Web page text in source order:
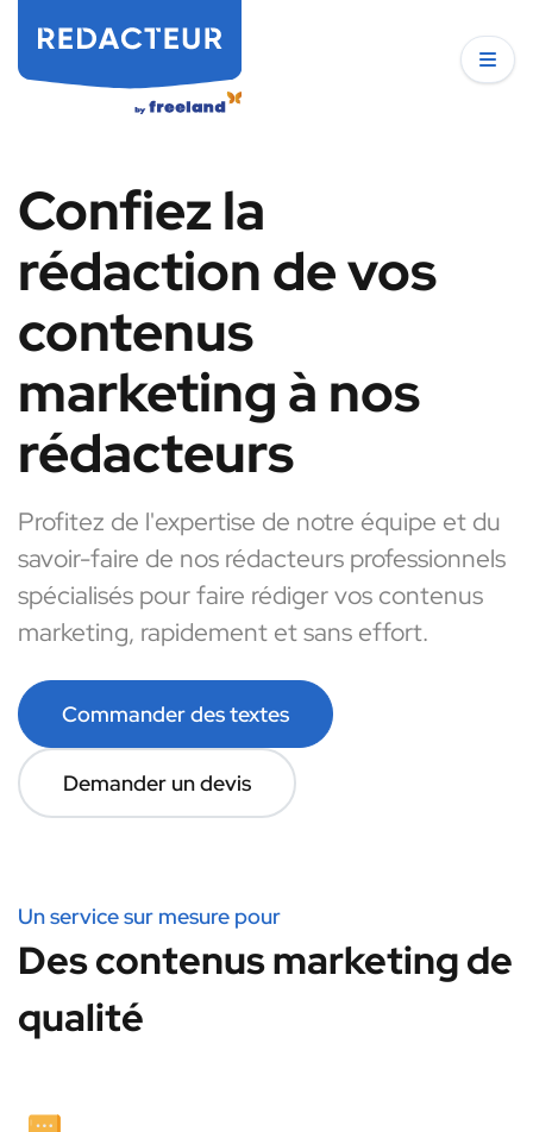
Confiez la
rédaction de vos
contenus
marketing à nos
rédacteurs
Profitez de l'expertise de notre équipe et du
savoir-faire de nos rédacteurs professionnels
spécialisés pour faire rédiger vos contenus
marketing, rapidement et sans effort.
Commander des textes
Demander un devis
Un service sur mesure pour
Des contenus marketing de
qualité